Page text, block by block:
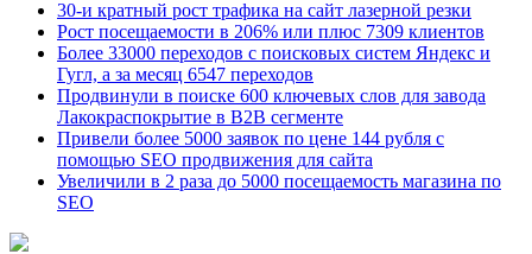
30-и кратный рост трафика на сайт лазерной резки
Рост посещаемости в 206% или плюс 7309 клиентов
Более 33000 переходов с поисковых систем Яндекc и
Гугл, а за месяц 6547 переходов
Продвинули в поиске 600 ключевых слов для завода
Лакокраспокрытие в B2B сегменте
Привели более 5000 заявок по цене 144 рубля с
помощью SEO продвижения для сайта
Увеличили в 2 раза до 5000 посещаемость магазина по
SEO